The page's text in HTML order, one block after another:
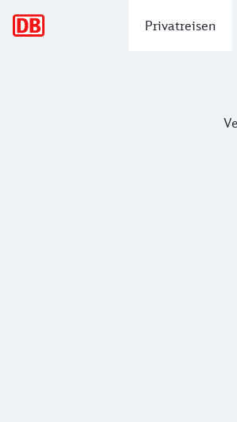
Privatreisen